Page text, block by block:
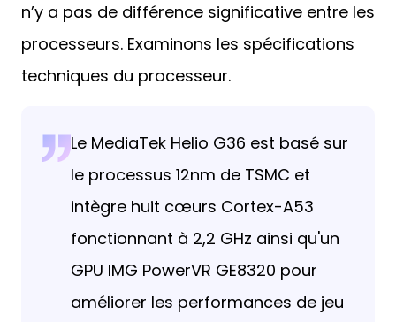
n’y a pas de différence significative entre les
processeurs. Examinons les spécifications
techniques du processeur.
Le MediaTek Helio G36 est basé sur
le processus 12nm de TSMC et
intègre huit cœurs Cortex-A53
fonctionnant à 2,2 GHz ainsi qu'un
GPU IMG PowerVR GE8320 pour
améliorer les performances de jeu